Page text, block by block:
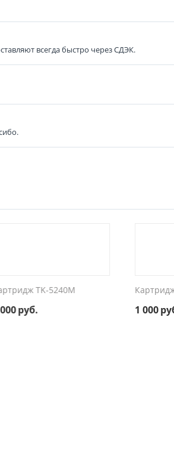
всегда быстро через СДЭК.
TK-5240M
руб.
Картридж TK-
1 000 руб.